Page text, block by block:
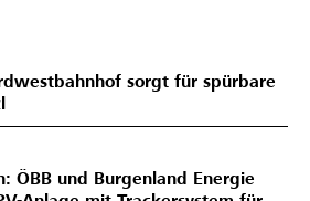
sorgt für spürbare
ÖBB und Burgenland Energie